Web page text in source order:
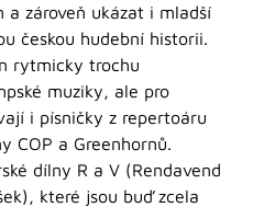
a zároveň ukázat i mladší
českou hudební historii.
rytmicky trochu
muziky, ale pro
i písničky z repertoáru
COP a Greenhornů.
dílny R a V (Rendavend
které jsou buď zcela